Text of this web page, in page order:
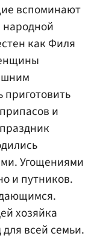
вспоминают
как Филя
приготовить
и
Угощениями
и путников.
хозяйка
всей семьи.